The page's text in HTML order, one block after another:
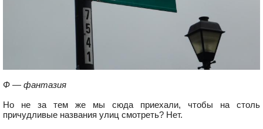
Ф — фантазия
Но не за тем же мы сюда приехали, чтобы на столь
причудливые названия улиц смотреть? Нет.